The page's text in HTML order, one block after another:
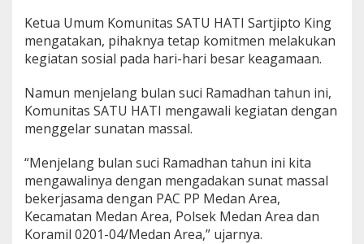
Ketua Umum Komunitas SATU HATI Sartjipto King
mengatakan, pihaknya tetap komitmen melakukan
kegiatan sosial pada hari-hari besar keagamaan.
Namun menjelang bulan suci Ramadhan tahun ini,
Komunitas SATU HATI mengawali kegiatan dengan
menggelar sunatan massal.
“Menjelang bulan suci Ramadhan tahun ini kita
mengawalinya dengan mengadakan sunat massal
bekerjasama dengan PAC PP Medan Area,
Kecamatan Medan Area, Polsek Medan Area dan
Koramil 0201-04/Medan Area,” ujarnya.